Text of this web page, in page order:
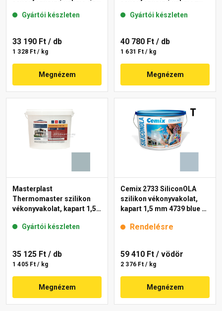
Gyártói készleten
33 190 Ft / db
1 328 Ft / kg
Megnézem
Gyártói készleten
40 780 Ft / db
1 631 Ft / kg
Megnézem
Masterplast
Thermomaster szilikon
vékonyvakolat, kapart 1,5
Gyártói készleten
35 125 Ft / db
1 405 Ft / kg
Megnézem
Cemix 2733 SiliconOLA
szilikon vékonyvakolat,
kapart 1,5 mm 4739 blue 25
Rendelésre
59 410 Ft / vödör
2 376 Ft / kg
Megnézem